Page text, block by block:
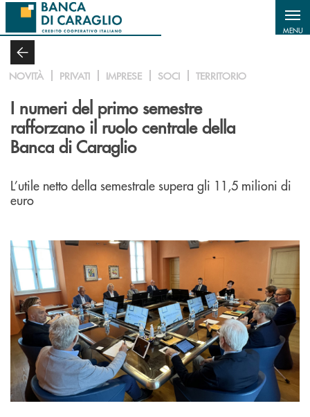
Salta al contenuto principale
MENU
NOVITÀ PRIVATI IMPRESE SOCI TERRITORIO
I numeri del primo semestre
rafforzano il ruolo centrale della
Banca di Caraglio
L’utile netto della semestrale supera gli 11,5 milioni di
euro